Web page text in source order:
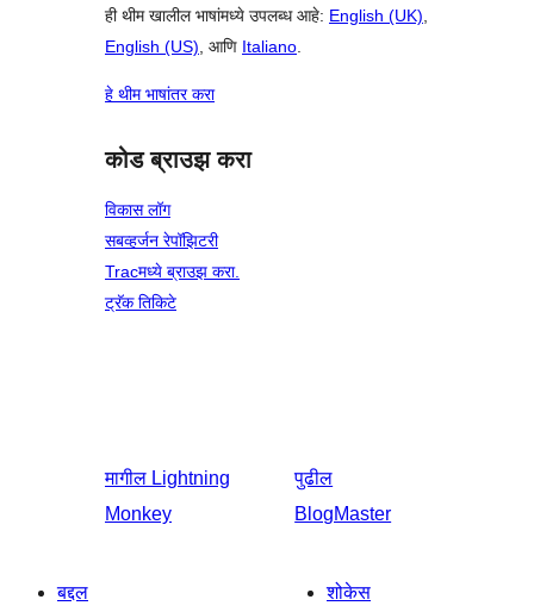
ही थीम खालील भाषांमध्ये उपलब्ध आहे: English (UK),
English (US), आणि Italiano.
हे थीम भाषांतर करा
कोड ब्राउझ करा
विकास लॉग
सबव्हर्जन रेपॉझिटरी
Tracमध्ये ब्राउझ करा.
ट्रॅक तिकिटे
मागील Lightning
Monkey
पुढील
BlogMaster
बद्दल
शोकेस